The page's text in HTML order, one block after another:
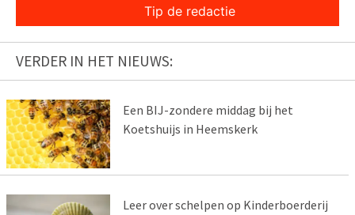
Tip de redactie
VERDER IN HET NIEUWS:
Een BIJ-zondere middag bij het
Koetshuijs in Heemskerk
Leer over schelpen op Kinderboerderij